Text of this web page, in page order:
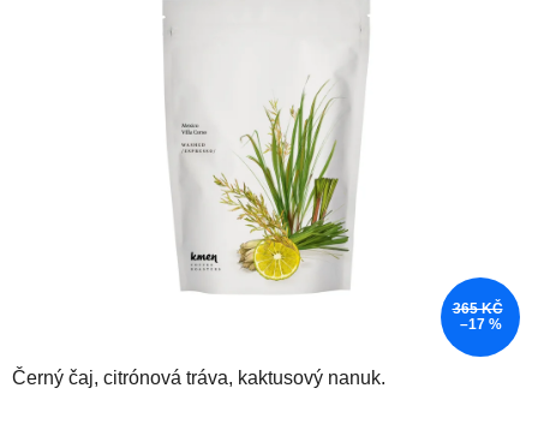
Černý čaj, citrónová tráva, kaktusový nanuk.
365 KČ
–17 %